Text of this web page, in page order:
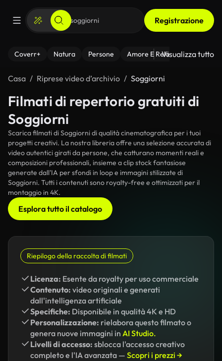
Registrazione
Coverr+ Natura Persone Amore E Relazioni Il
Visualizza tutto
Casa Riprese video d’archivio Soggiorni
Filmati di repertorio gratuiti di
Soggiorni
Scarica filmati di Soggiorni di qualità cinematografica per i tuoi
progetti creativi. La nostra libreria offre una selezione accurata di
video autentici girati da persone, che catturano momenti reali e
composizioni professionali, insieme a clip stock fantasiose
generate dall'IA per sfondi in loop e immagini stilizzate di
Soggiorni. Tutti i contenuti sono royalty-free e ottimizzati per il
montaggio in 4K.
Esplora tutto il catalogo
Riepilogo della raccolta di filmati
Licenza: Esente da royalty per uso commerciale
Contenuto: video originali e generati
dall'intelligenza artificiale
Specifiche: Disponibile in qualità 4K e HD
Personalizzazione: rielabora questo filmato o
genera nuove immagini in AI Studio.
Livelli di accesso: sblocca l'accesso creativo
completo e l'IA avanzata — Scopri i prezzi →